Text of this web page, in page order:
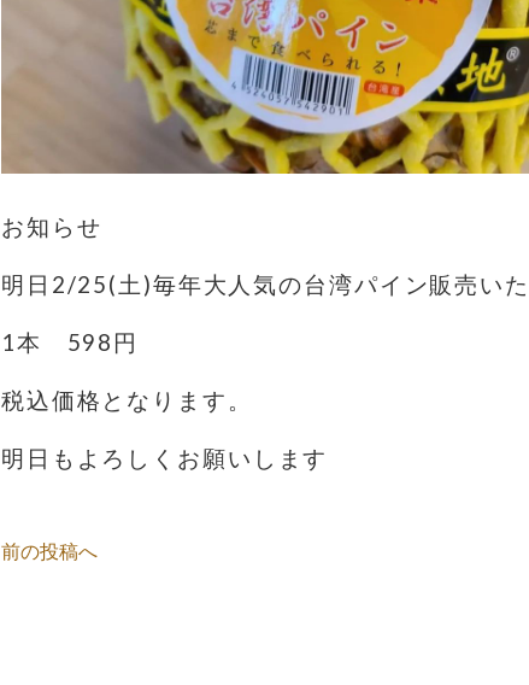
お知らせ
明日2/25(土)毎年大人気の台湾パイン販売い
1本 598円
税込価格となります。
明日もよろしくお願いします
前の投稿へ